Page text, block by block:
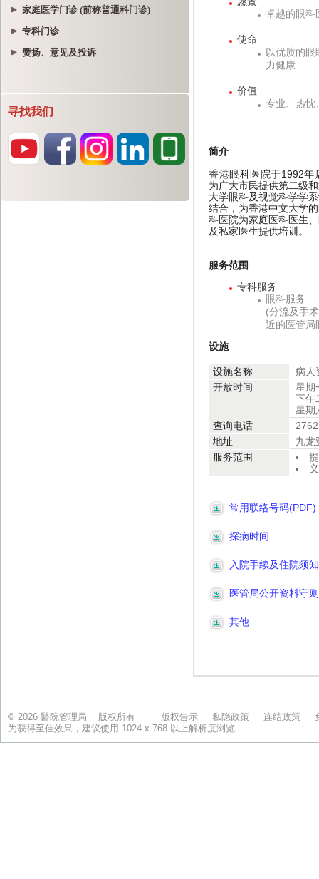
家庭医学门诊 (前称普通科门诊)
专科门诊
赞扬、意见及投诉
寻找我们
© 2026 醫院管理局 版权所有 版权告示 私隐政策 连结政策
为获得至佳效果，建议使用 1024 x 768 以上解析度浏览